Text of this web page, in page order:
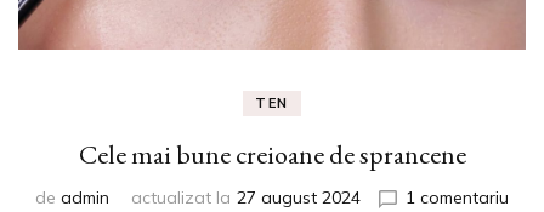
TEN
Cele mai bune creioane de sprancene
de admin actualizat la 27 august 2024 1 comentariu